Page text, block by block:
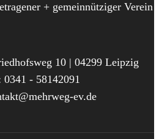
+ gemeinnütziger Verein
10 | 04299 Leipzig
0341 - 58142091
ev.de